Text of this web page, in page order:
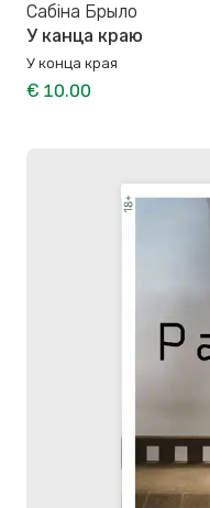
Сабіна Брыло
У канца краю
У конца края
€ 10.00